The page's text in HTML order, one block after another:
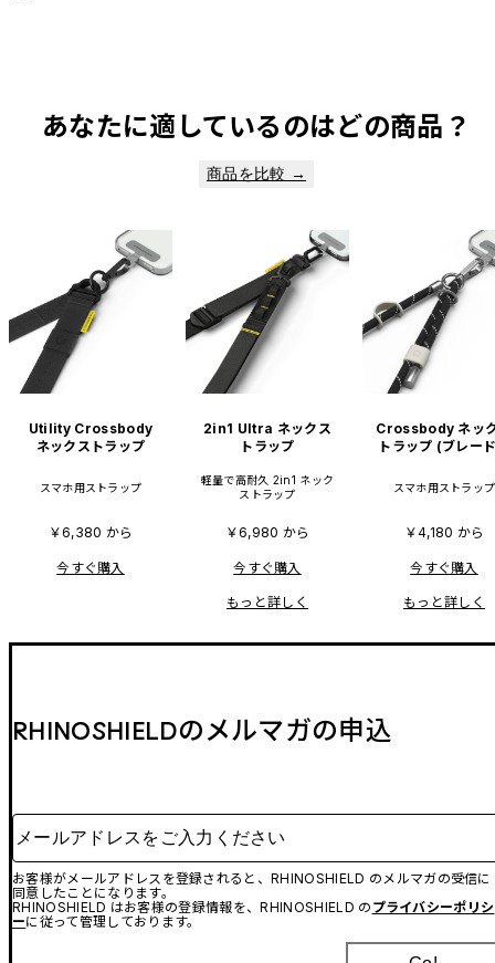
あなたに適しているのはどの商品？
商品を比較 →
Utility Crossbody
ネックストラップ
スマホ用ストラップ
￥6,380 から
今すぐ購入
2in1 Ultra ネックス
トラップ
軽量で高耐久 2in1 ネック
ストラップ
￥6,980 から
今すぐ購入
もっと詳しく
Crossbody ネッ
トラップ (ブレー
スマホ用ストラップ
￥4,180 から
今すぐ購入
もっと詳しく
RHINOSHIELDのメルマガの申込
メールアドレスをご入力ください
お客様がメールアドレスを登録されると、RHINOSHIELD のメルマガの受信に
同意したことになります。
RHINOSHIELD はお客様の登録情報を、RHINOSHIELD の プライバシーポリシ
ーに従って管理しております。